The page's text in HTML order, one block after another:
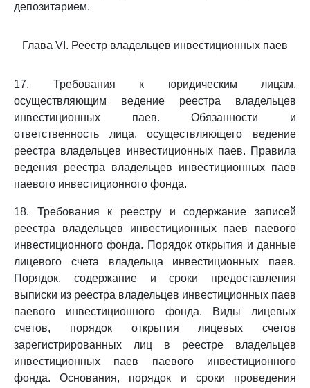
депозитарием.
Глава VI. Реестр владельцев инвестиционных паев
17. Требования к юридическим лицам,
осуществляющим ведение реестра владельцев
инвестиционных паев. Обязанности и
ответственность лица, осуществляющего ведение
реестра владельцев инвестиционных паев. Правила
ведения реестра владельцев инвестиционных паев
паевого инвестиционного фонда.
18. Требования к реестру и содержание записей
реестра владельцев инвестиционных паев паевого
инвестиционного фонда. Порядок открытия и данные
лицевого счета владельца инвестиционных паев.
Порядок, содержание и сроки предоставления
выписки из реестра владельцев инвестиционных паев
паевого инвестиционного фонда. Виды лицевых
счетов, порядок открытия лицевых счетов
зарегистрированных лиц в реестре владельцев
инвестиционных паев паевого инвестиционного
фонда. Основания, порядок и сроки проведения